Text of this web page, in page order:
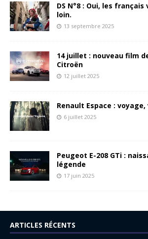
DS N°8 : Oui, les
loin.
13 septembre 2025
14 juillet : nouveau film
Citroën
12 juillet 2025
Renault Espace :
6 juillet 2025
Peugeot E-208 GTi :
légende
17 juin 2025
ARTICLES RÉCENTS